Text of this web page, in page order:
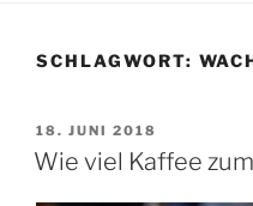
SCHLAGWORT:
VERÖFFENTLICHT
AM
18. JUNI 2018
Wie viel Kaffee